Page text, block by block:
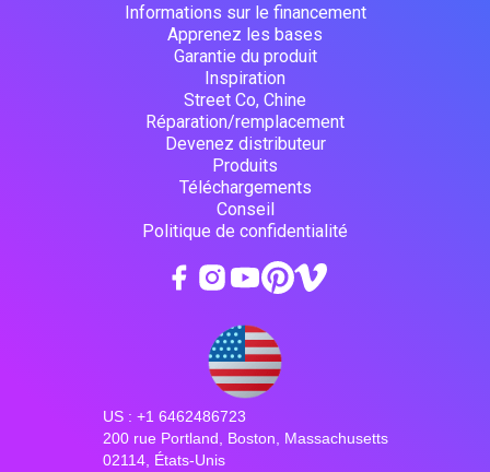
Informations sur le financement
Apprenez les bases
Garantie du produit
Inspiration
Street Co, Chine
Réparation/remplacement
Devenez distributeur
Produits
Téléchargements
Conseil
Politique de confidentialité
US : +1 6462486723
200 rue Portland, Boston, Massachusetts
02114, États-Unis